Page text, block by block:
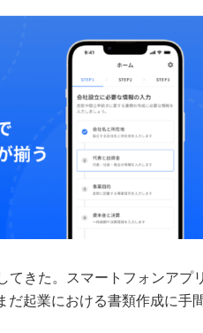
てきた。スマートフォンアプ
だ起業における書類作成に手